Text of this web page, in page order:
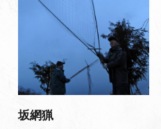
坂網猟